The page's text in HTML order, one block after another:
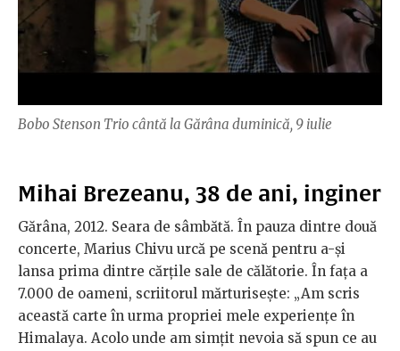
Bobo Stenson Trio cântă la Gărâna duminică, 9 iulie
Mihai Brezeanu, 38 de ani, inginer
Gărâna, 2012. Seara de sâmbătă. În pauza dintre două
concerte, Marius Chivu urcă pe scenă pentru a-şi
lansa prima dintre cărţile sale de călătorie. În faţa a
7.000 de oameni, scriitorul mărturiseşte: „Am scris
această carte în urma propriei mele experienţe în
Himalaya. Acolo unde am simţit nevoia să spun ce au